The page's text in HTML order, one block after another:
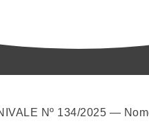
Nº 134/2025 —